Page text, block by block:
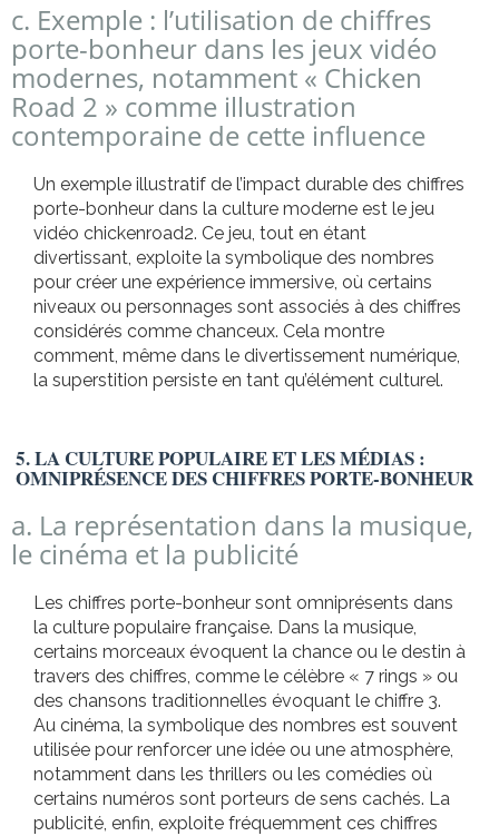
c. Exemple : l’utilisation de chiffres
porte-bonheur dans les jeux vidéo
modernes, notamment « Chicken
Road 2 » comme illustration
contemporaine de cette influence
Un exemple illustratif de l’impact durable des chiffres
porte-bonheur dans la culture moderne est le jeu
vidéo chickenroad2. Ce jeu, tout en étant
divertissant, exploite la symbolique des nombres
pour créer une expérience immersive, où certains
niveaux ou personnages sont associés à des chiffres
considérés comme chanceux. Cela montre
comment, même dans le divertissement numérique,
la superstition persiste en tant qu’élément culturel.
5. LA CULTURE POPULAIRE ET LES MÉDIAS :
OMNIPRÉSENCE DES CHIFFRES PORTE-BONHEUR
a. La représentation dans la musique,
le cinéma et la publicité
Les chiffres porte-bonheur sont omniprésents dans
la culture populaire française. Dans la musique,
certains morceaux évoquent la chance ou le destin à
travers des chiffres, comme le célèbre « 7 rings » ou
des chansons traditionnelles évoquant le chiffre 3.
Au cinéma, la symbolique des nombres est souvent
utilisée pour renforcer une idée ou une atmosphère,
notamment dans les thrillers ou les comédies où
certains numéros sont porteurs de sens cachés. La
publicité, enfin, exploite fréquemment ces chiffres